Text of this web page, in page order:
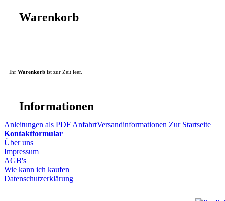
Warenkorb
Ihr Warenkorb ist zur Zeit leer.
Informationen
Anleitungen als PDF AnfahrtVersandinformationen Zur Startseite
Kontaktformular
Über uns
Impressum
AGB's
Wie kann ich kaufen
Datenschutzerklärung